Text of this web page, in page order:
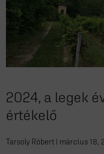
2024, a legek
értékelő
Tarsoly Róbert március 18,